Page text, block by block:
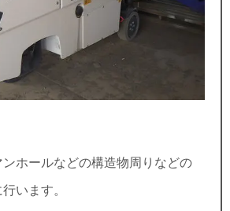
ホールなどの構造物周りなどの
います。